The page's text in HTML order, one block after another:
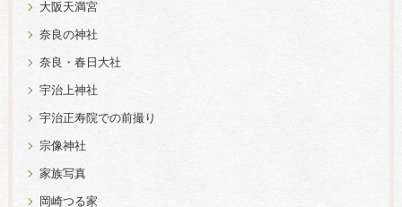
大阪天満宮
奈良の神社
奈良・春日大社
宇治上神社
宇治正寿院での前撮り
宗像神社
家族写真
岡崎つる家